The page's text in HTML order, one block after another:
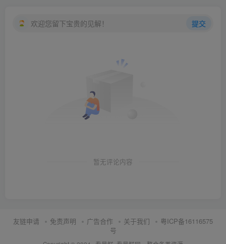
欢迎您留下宝贵的见解！ 提交
暂无评论内容
友链申请 免责声明 广告合作 关于我们
粤ICP备16116575
号